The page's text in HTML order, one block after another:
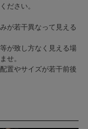
ださい。
が若干異なって見える
が致し方なく見える場
せ。
置やサイズが若干前後